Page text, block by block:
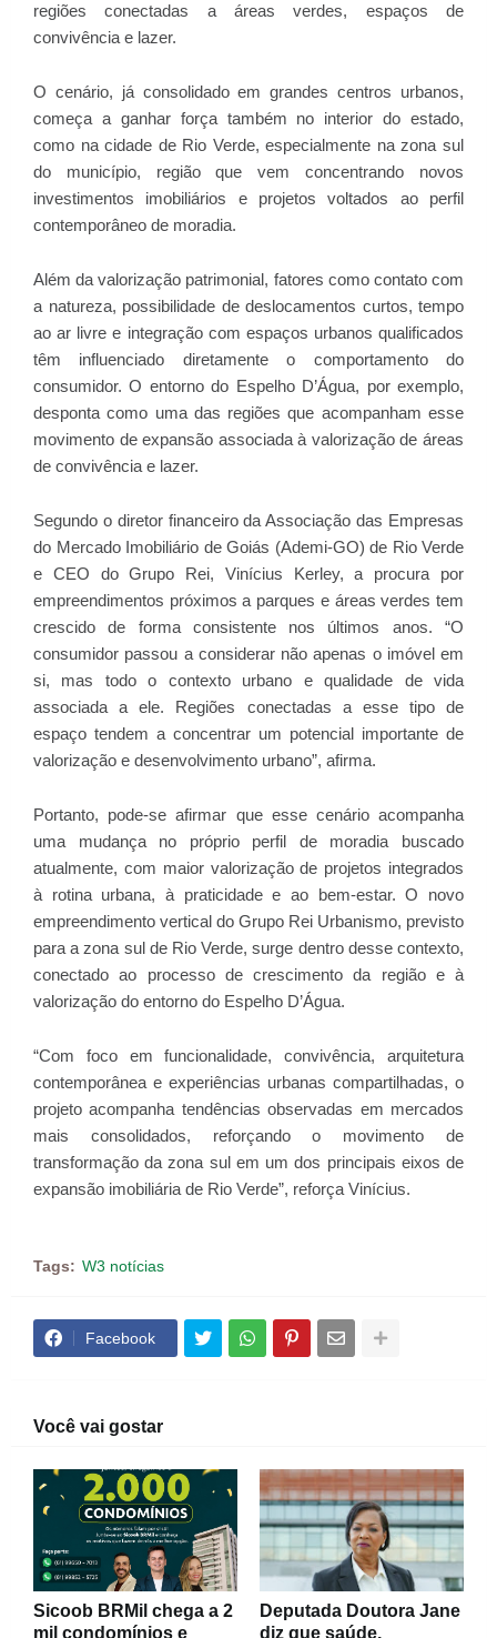
regiões conectadas a áreas verdes, espaços de
convivência e lazer.
O cenário, já consolidado em grandes centros urbanos,
começa a ganhar força também no interior do estado,
como na cidade de Rio Verde, especialmente na zona sul
do município, região que vem concentrando novos
investimentos imobiliários e projetos voltados ao perfil
contemporâneo de moradia.
Além da valorização patrimonial, fatores como contato com
a natureza, possibilidade de deslocamentos curtos, tempo
ao ar livre e integração com espaços urbanos qualificados
têm influenciado diretamente o comportamento do
consumidor. O entorno do Espelho D’Água, por exemplo,
desponta como uma das regiões que acompanham esse
movimento de expansão associada à valorização de áreas
de convivência e lazer.
Segundo o diretor financeiro da Associação das Empresas
do Mercado Imobiliário de Goiás (Ademi-GO) de Rio Verde
e CEO do Grupo Rei, Vinícius Kerley, a procura por
empreendimentos próximos a parques e áreas verdes tem
crescido de forma consistente nos últimos anos. “O
consumidor passou a considerar não apenas o imóvel em
si, mas todo o contexto urbano e qualidade de vida
associada a ele. Regiões conectadas a esse tipo de
espaço tendem a concentrar um potencial importante de
valorização e desenvolvimento urbano”, afirma.
Portanto, pode-se afirmar que esse cenário acompanha
uma mudança no próprio perfil de moradia buscado
atualmente, com maior valorização de projetos integrados
à rotina urbana, à praticidade e ao bem-estar. O novo
empreendimento vertical do Grupo Rei Urbanismo, previsto
para a zona sul de Rio Verde, surge dentro desse contexto,
conectado ao processo de crescimento da região e à
valorização do entorno do Espelho D’Água.
“Com foco em funcionalidade, convivência, arquitetura
contemporânea e experiências urbanas compartilhadas, o
projeto acompanha tendências observadas em mercados
mais consolidados, reforçando o movimento de
transformação da zona sul em um dos principais eixos de
expansão imobiliária de Rio Verde”, reforça Vinícius.
Tags: W3 notícias
Facebook
Você vai gostar
Sicoob BRMil chega a 2
mil condomínios e
Deputada Doutora Jane
diz que saúde,